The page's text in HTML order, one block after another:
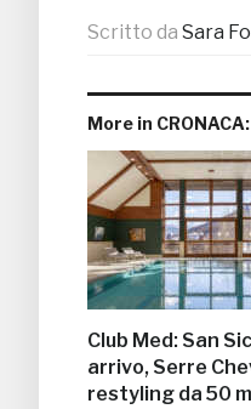
Scritto da Sara
More in CRONACA:
Club Med: San
arrivo, Serre
restyling da 50